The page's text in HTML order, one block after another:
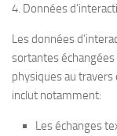
4. Données
Les données
sortantes
physiques au travers
inclut notamment:
Les échanges